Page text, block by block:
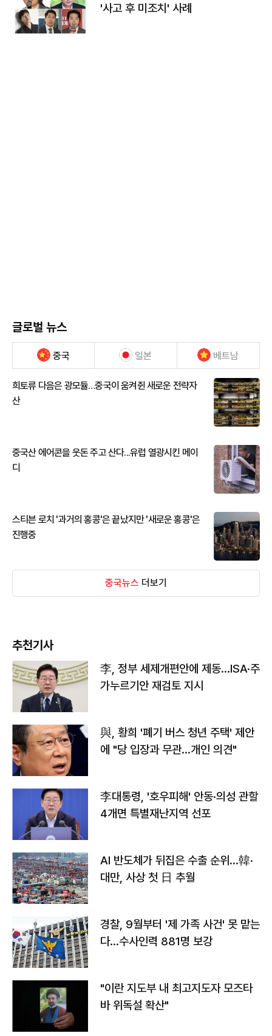
'사고 후 미조치' 사례
글로벌 뉴스
중국 일본 베트남
희토류 다음은 광모듈…중국이 움켜쥔 새로운 전략자
산
중국산 에어콘을 웃돈 주고 산다...유럽 열광시킨 메이
디
스티븐 로치 '과거의 홍콩'은 끝났지만 '새로운 홍콩'은
진행중
중국뉴스 더보기
추천기사
李, 정부 세제개편안에 제동…ISA·주
가누르기안 재검토 지시
與, 황희 '폐기 버스 청년 주택' 제안
에 "당 입장과 무관…개인 의견"
李대통령, '호우피해' 안동·의성 관할
4개면 특별재난지역 선포
AI 반도체가 뒤집은 수출 순위…韓·
대만, 사상 첫 日 추월
경찰, 9월부터 '제 가족 사건' 못 맡는
다…수사인력 881명 보강
"이란 지도부 내 최고지도자 모즈타
바 위독설 확산"